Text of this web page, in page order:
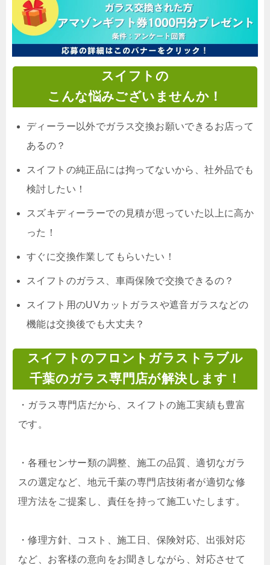
スイフトの
こんな悩みございませんか！
ディーラー以外でガラス交換お願いできるお店って
あるの？
スイフトの純正品には拘ってないから、社外品でも
検討したい！
スズキディーラーでの見積が思っていた以上に高か
った！
すぐに交換作業してもらいたい！
スイフトのガラス、車両保険で交換できるの？
スイフト用のUVカットガラスや遮音ガラスなどの
機能は交換後でも大丈夫？
スイフトのフロントガラストラブル
千葉のガラス専門店が解決します！
・ ガラス専門店だから、スイフトの施工実績も豊富
です。
・各種センサー類の調整、施工の品質、適切なガラ
スの選定など、地元千葉の専門店技術者が適切な修
理方法をご提案し、責任を持って施工いたします。
・修理方針、コスト、施工日、保険対応、出張対応
など、お客様の意向をお聞きしながら、対応させて